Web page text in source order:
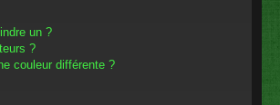
un ?
?
couleur différente ?